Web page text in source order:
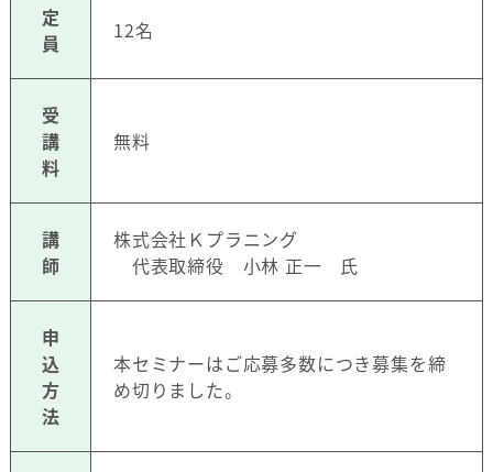
定
員
12名
受
講
料
無料
講
師
株式会社Ｋプラニング
代表取締役 小林 正一 氏
申
込
方
法
本セミナーはご応募多数につき募集を締
め切りました。